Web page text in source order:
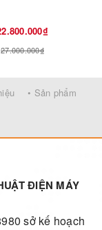
27.000.000₫
• Sản phẩm
ĐIỆN MÁY
sở kế hoạch